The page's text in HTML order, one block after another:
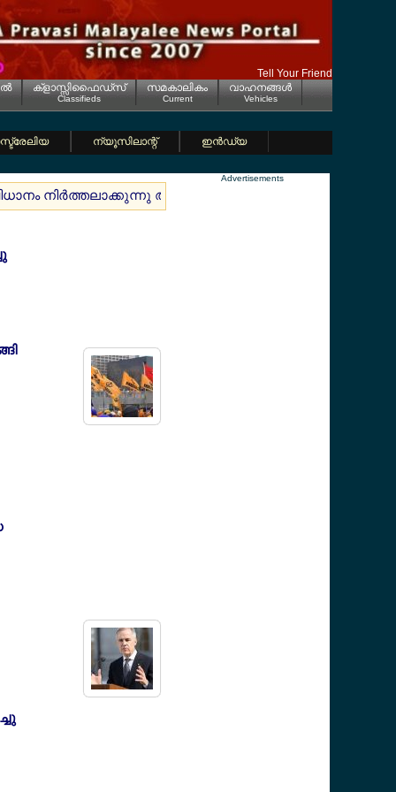
Tell Your Friend
ക്ളാസ്സിഫൈഡ്സ്
Classifieds
സമകാലികം
Current
വാഹനങ്ങള്‍
Vehicles
ന്യൂസിലാന്റ് ഇന്‍ഡ്യ
നിര്‍ത്തലാക്കുന്നു ആരെയൊക്കെ ബാധിയ്ക്കും
Advertisements